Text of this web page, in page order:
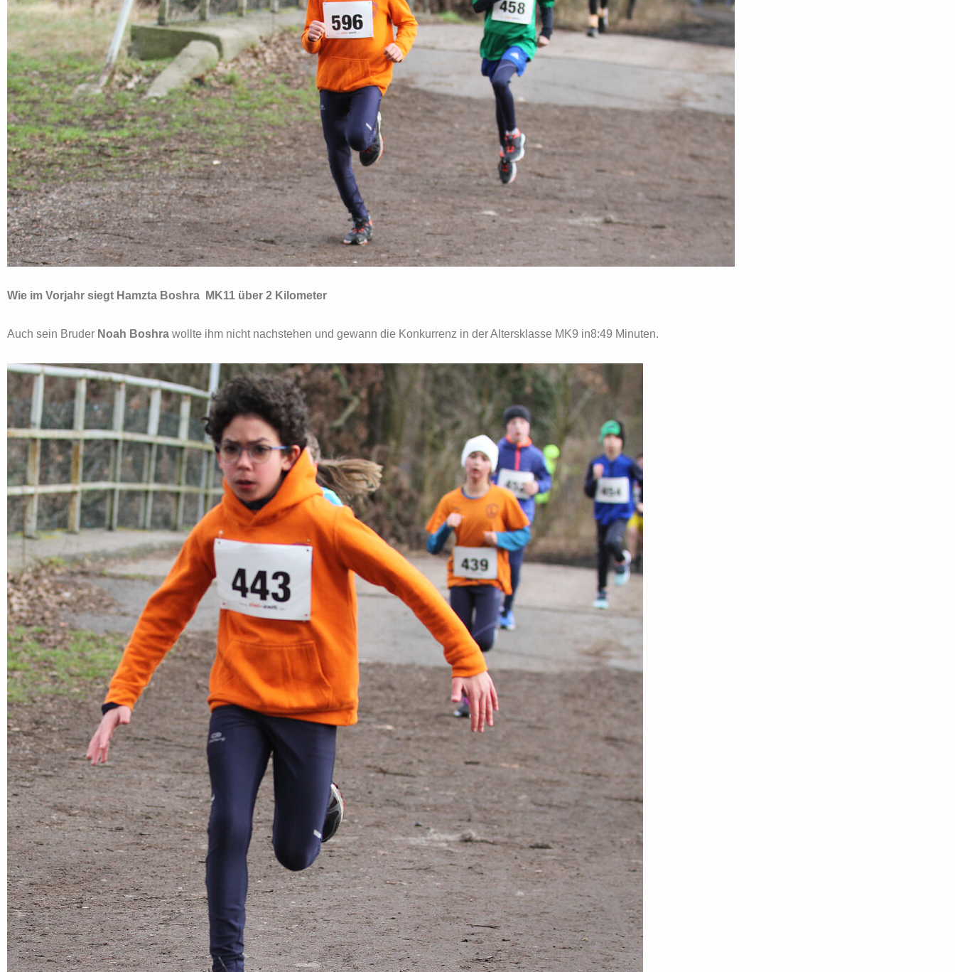
Wie im Vorjahr siegt Hamzta Boshra MK11 über 2 Kilometer
Auch sein Bruder Noah Boshra wollte ihm nicht nachstehen und gewann die Konkurrenz in der Altersklasse MK9 in8:49 Minuten.